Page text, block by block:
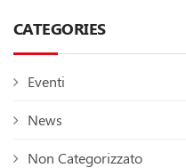
CATEGORIES
Eventi
News
Non Categorizzato